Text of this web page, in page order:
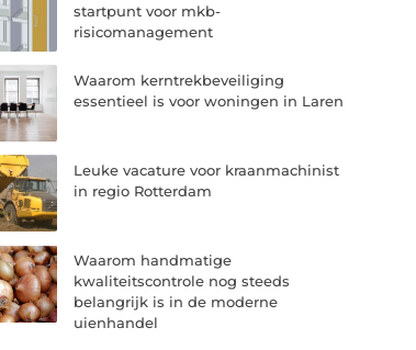
startpunt voor mkb-
risicomanagement
Waarom kerntrekbeveiliging
essentieel is voor woningen in Laren
Leuke vacature voor kraanmachinist
in regio Rotterdam
Waarom handmatige
kwaliteitscontrole nog steeds
belangrijk is in de moderne
uienhandel